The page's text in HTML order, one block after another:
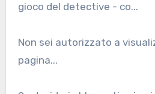
gioco del detective - co...
Non sei autorizzato a visualizzare questa
pagina...